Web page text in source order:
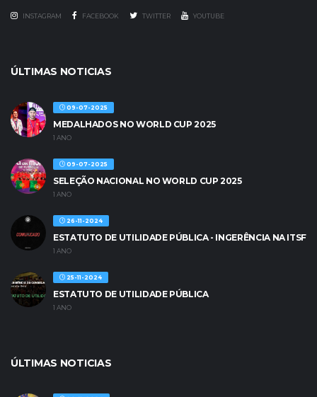
INSTAGRAM FACEBOOK TWITTER YOUTUBE
ÚLTIMAS NOTICIAS
09-07-2025
MEDALHADOS NO WORLD CUP 2025
1 ANO
09-07-2025
SELEÇÃO NACIONAL NO WORLD CUP 2025
1 ANO
26-11-2024
ESTATUTO DE UTILIDADE PÚBLICA - INGERÊNCIA NA ITSF
1 ANO
25-11-2024
ESTATUTO DE UTILIDADE PÚBLICA
1 ANO
ÚLTIMAS NOTICIAS